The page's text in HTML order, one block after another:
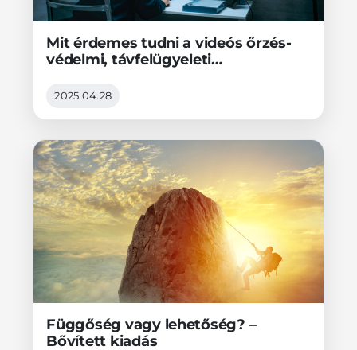
Mit érdemes tudni a videós őrzés-
védelmi, távfelügyeleti
2025.04.28
Függőség vagy lehetőség? –
Bővített kiadás